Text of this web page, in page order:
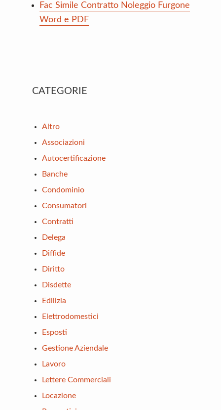
Fac Simile Contratto Noleggio Furgone
Word e PDF
Primary
CATEGORIE
Altro
Associazioni
Autocertificazione
Banche
Condominio
Consumatori
Contratti
Delega
Diffide
Diritto
Disdette
Edilizia
Elettrodomestici
Esposti
Gestione Aziendale
Lavoro
Lettere Commerciali
Locazione